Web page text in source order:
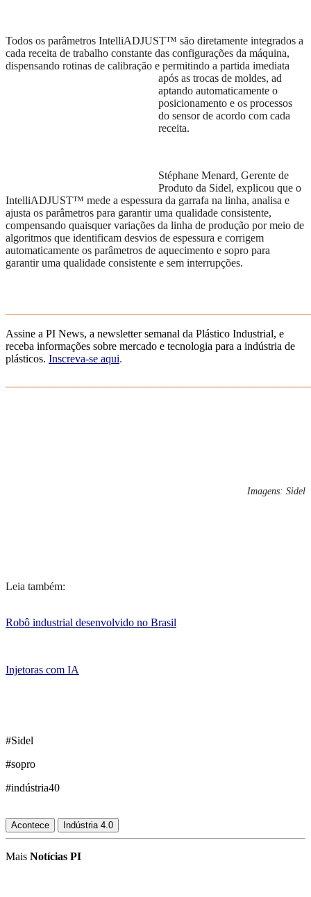
Todos os parâmetros IntelliADJUST™ são diretamente integrados a
cada receita de trabalho constante das configurações da máquina,
dispensando rotinas de calibração e permitindo a partida imediata
após as trocas de moldes, ad
aptando automaticamente o
posicionamento e os processos
do sensor de acordo com cada
receita.
Stéphane Menard, Gerente de
Produto da Sidel, explicou que o
IntelliADJUST™ mede a espessura da garrafa na linha, analisa e
ajusta os parâmetros para garantir uma qualidade consistente,
compensando quaisquer variações da linha de produção por meio de
algoritmos que identificam desvios de espessura e corrigem
automaticamente os parâmetros de aquecimento e sopro para
garantir uma qualidade consistente e sem interrupções.
Assine a PI News, a newsletter semanal da Plástico Industrial, e
receba informações sobre mercado e tecnologia para a indústria de
plásticos. Inscreva-se aqui.
Imagens: Sidel
Leia também:
Robô industrial desenvolvido no Brasil
Injetoras com IA
#Sidel
#sopro
#indústria40
Acontece Indústria 4.0
Mais Notícias PI